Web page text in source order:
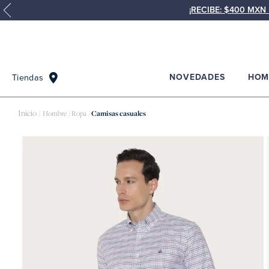
¡RECIBE: $400
Tiendas NOVEDADES
Hombre Ropa Camisas casuales